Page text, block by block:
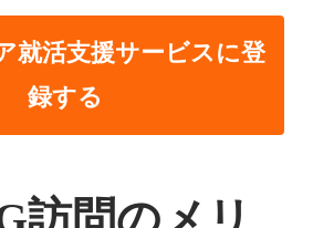
就活支援サービスに登
録する